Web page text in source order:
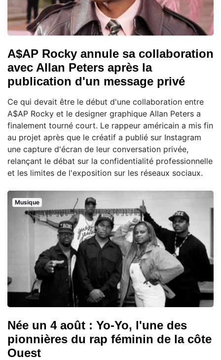
A$AP Rocky annule sa collaboration
avec Allan Peters après la
publication d'un message privé
Ce qui devait être le début d'une collaboration entre
A$AP Rocky et le designer graphique Allan Peters a
finalement tourné court. Le rappeur américain a mis fin
au projet après que le créatif a publié sur Instagram
une capture d'écran de leur conversation privée,
relançant le débat sur la confidentialité professionnelle
et les limites de l'exposition sur les réseaux sociaux.
Musique
Née un 4 août : Yo-Yo, l'une des
pionnières du rap féminin de la côte
Ouest